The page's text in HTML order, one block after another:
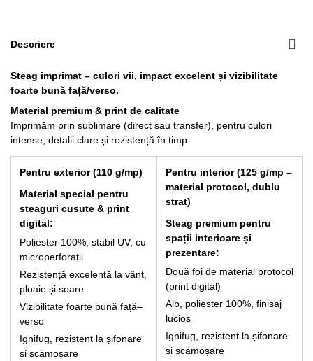
266,20 lei
Descriere
Steag imprimat – culori vii, impact excelent și vizibilitate
foarte bună față/verso.
Material premium & print de calitate
Imprimăm prin sublimare (direct sau transfer), pentru culori
intense, detalii clare și rezistență în timp.
Pentru exterior (110 g/mp)
Material special pentru
steaguri cusute & print
digital:
Poliester 100%, stabil UV, cu
microperforații
Rezistență excelentă la vânt,
ploaie și soare
Vizibilitate foarte bună față–
verso
Ignifug, rezistent la șifonare
și scămoșare
Pentru interior (125 g/mp –
material protocol, dublu
strat)
Steag premium pentru
spații interioare și
prezentare:
Două foi de material protocol
(print digital)
Alb, poliester 100%, finisaj
lucios
Ignifug, rezistent la șifonare
și scămoșare